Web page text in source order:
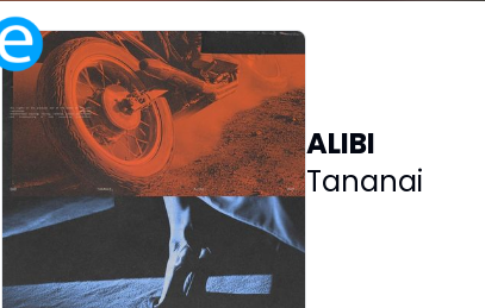
ALIBI
Tananai